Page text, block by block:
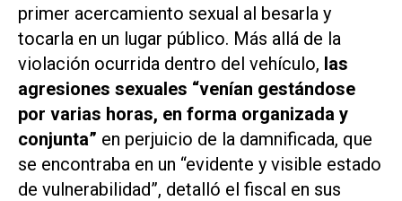
primer acercamiento sexual al besarla y
tocarla en un lugar público. Más allá de la
violación ocurrida dentro del vehículo, las
agresiones sexuales “venían gestándose
por varias horas, en forma organizada y
conjunta” en perjuicio de la damnificada, que
se encontraba en un “evidente y visible estado
de vulnerabilidad”, detalló el fiscal en sus